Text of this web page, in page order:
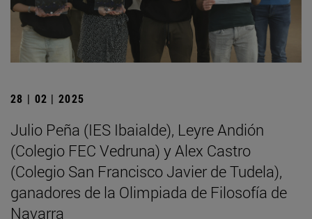
28 | 02 | 2025
Julio Peña (IES Ibaialde), Leyre Andión
(Colegio FEC Vedruna) y Alex Castro
(Colegio San Francisco Javier de Tudela),
ganadores de la Olimpiada de Filosofía de
Navarra